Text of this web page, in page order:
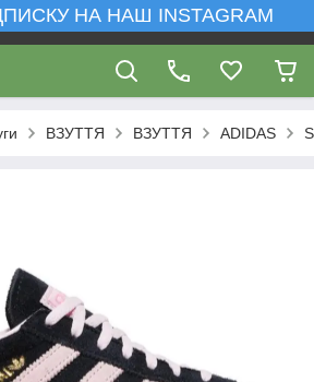
НА НАШ INSTAGRAM
ВЗУТТЯ ВЗУТТЯ ADIDAS